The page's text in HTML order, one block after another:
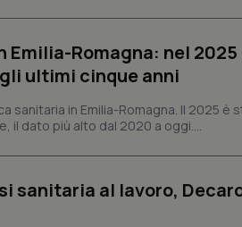
Emilia-Romagna: nel
ultimi cinque anni
sanitaria in Emilia-Romagna. Il 2025 è
il dato più alto dal 2020 a oggi....
sanitaria al lavoro,
CookieScript
www.quotidianosanita.it
5 mesi 3
www.quotidianosanita.it
4
settimane